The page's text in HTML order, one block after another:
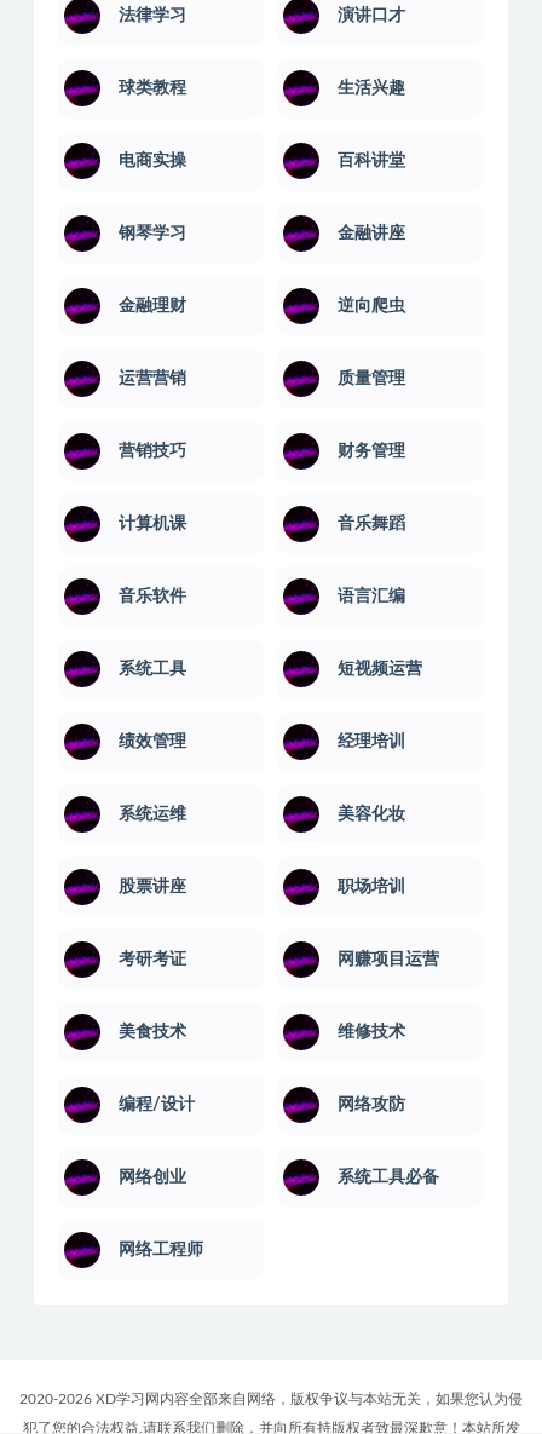
法律学习 演讲口才
球类教程 生活兴趣
电商实操 百科讲堂
钢琴学习 金融讲座
金融理财 逆向爬虫
运营营销 质量管理
营销技巧 财务管理
计算机课 音乐舞蹈
音乐软件 语言汇编
系统工具 短视频运营
绩效管理 经理培训
系统运维 美容化妆
股票讲座 职场培训
考研考证 网赚项目运营
美食技术 维修技术
编程/设计 网络攻防
网络创业 系统工具必备
网络工程师
2020-2026 XD学习网内容全部来自网络，版权争议与本站无关，如果您认为侵
犯了您的合法权益,请联系我们删除，并向所有持版权者致最深歉意！本站所发